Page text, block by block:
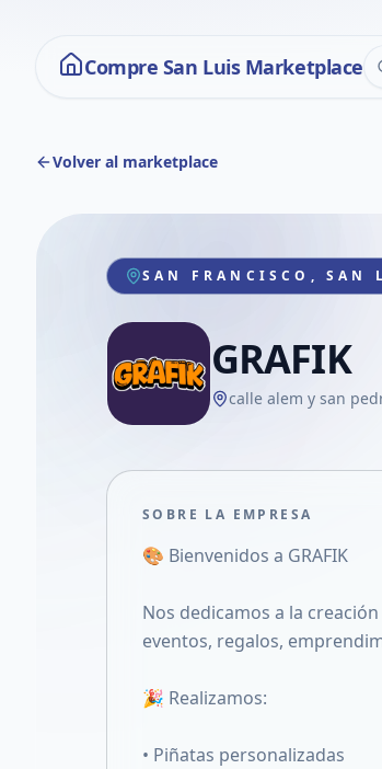
Compre San Luis Marketplace
Volver al marketplace
SAN FRANCISCO, SAN
GRAFIK
calle alem y san
SOBRE LA EMPRESA
🎨 Bienvenidos a GRAFIK
Nos dedicamos a la
eventos, regalos,
🎉 Realizamos:
• Piñatas personalizadas